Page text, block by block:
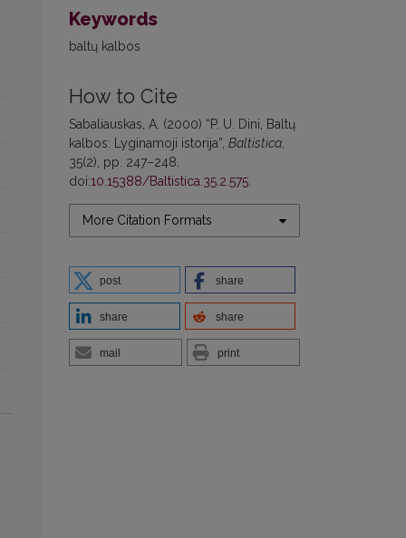
Keywords
baltų kalbos
How to Cite
Sabaliauskas, A. (2000) “P. U. Dini, Baltų
kalbos: Lyginamoji istorija”, Baltistica,
35(2), pp. 247–248.
doi:10.15388/Baltistica.35.2.575.
More Citation Formats
post share
share share
mail print